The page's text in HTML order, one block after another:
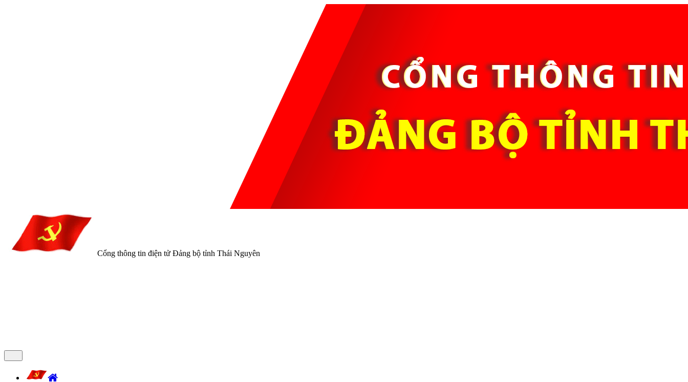
Cổng thông tin điện tử Đảng bộ tỉnh Thái Nguyên